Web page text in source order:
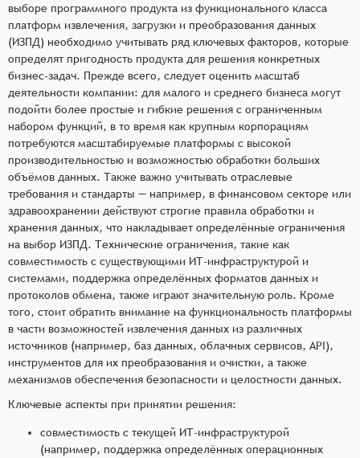
выборе программного продукта из функционального класса
платформ извлечения, загрузки и преобразования данных
(ИЗПД) необходимо учитывать ряд ключевых факторов, которые
определят пригодность продукта для решения конкретных
бизнес-задач. Прежде всего, следует оценить масштаб
деятельности компании: для малого и среднего бизнеса могут
подойти более простые и гибкие решения с ограниченным
набором функций, в то время как крупным корпорациям
потребуются масштабируемые платформы с высокой
производительностью и возможностью обработки больших
объёмов данных. Также важно учитывать отраслевые
требования и стандарты — например, в финансовом секторе или
здравоохранении действуют строгие правила обработки и
хранения данных, что накладывает определённые ограничения
на выбор ИЗПД. Технические ограничения, такие как
совместимость с существующими ИТ-инфраструктурой и
системами, поддержка определённых форматов данных и
протоколов обмена, также играют значительную роль. Кроме
того, стоит обратить внимание на функциональность платформы
в части возможностей извлечения данных из различных
источников (например, баз данных, облачных сервисов, API),
инструментов для их преобразования и очистки, а также
механизмов обеспечения безопасности и целостности данных.
Ключевые аспекты при принятии решения:
совместимость с текущей ИТ-инфраструктурой
(например, поддержка определённых операционных